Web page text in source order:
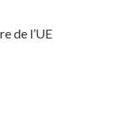
de l’UE